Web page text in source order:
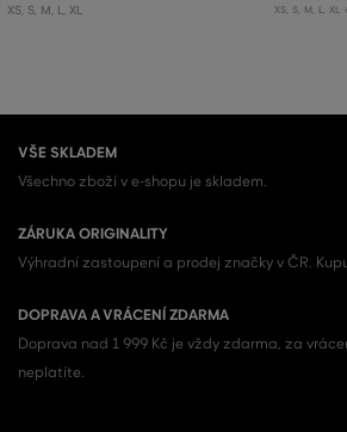
XS, S, M, L, XL XS, S, M L, XL
VŠE SKLADEM
Všechno zboží v e-shopu je skladem.
ZÁRUKA ORIGINALITY
Výhradní zastoupení a prodej značky v ČR.
DOPRAVA A VRÁCENÍ ZDARMA
Doprava nad 1 999 Kč je vždy zdarma, za
neplatíte.